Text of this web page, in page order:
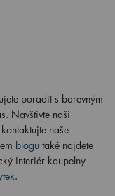
poradit s barevným
Navštivte naši
naše
blogu také najdete
interiér koupelny
.